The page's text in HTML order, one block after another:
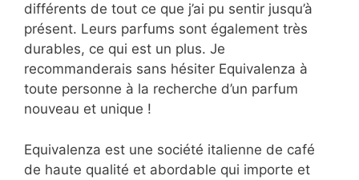
différents de tout ce que j’ai pu sentir jusqu’à
présent. Leurs parfums sont également très
durables, ce qui est un plus. Je
recommanderais sans hésiter Equivalenza à
toute personne à la recherche d’un parfum
nouveau et unique !
Equivalenza est une société italienne de café
de haute qualité et abordable qui importe et